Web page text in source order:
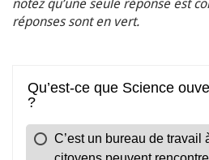
notez qu’une seule réponse est
réponses sont en vert.